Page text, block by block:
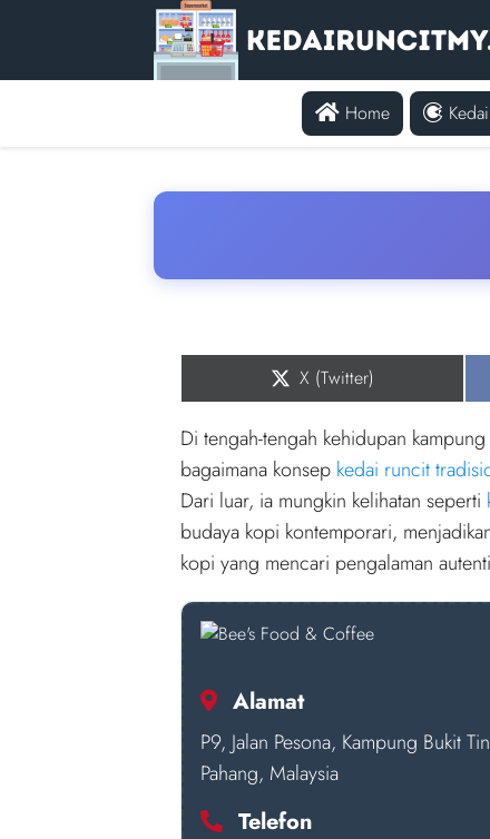
Home
Share
X (Twitter)
Di tengah-tengah kehidupan
bagaimana konsep kedai runcit
Dari luar, ia mungkin kelihatan seperti
budaya kopi kontemporari,
kopi yang mencari pengalaman
Alamat
P9, Jalan Pesona, Kampung Bukit
Pahang, Malaysia
Telefon